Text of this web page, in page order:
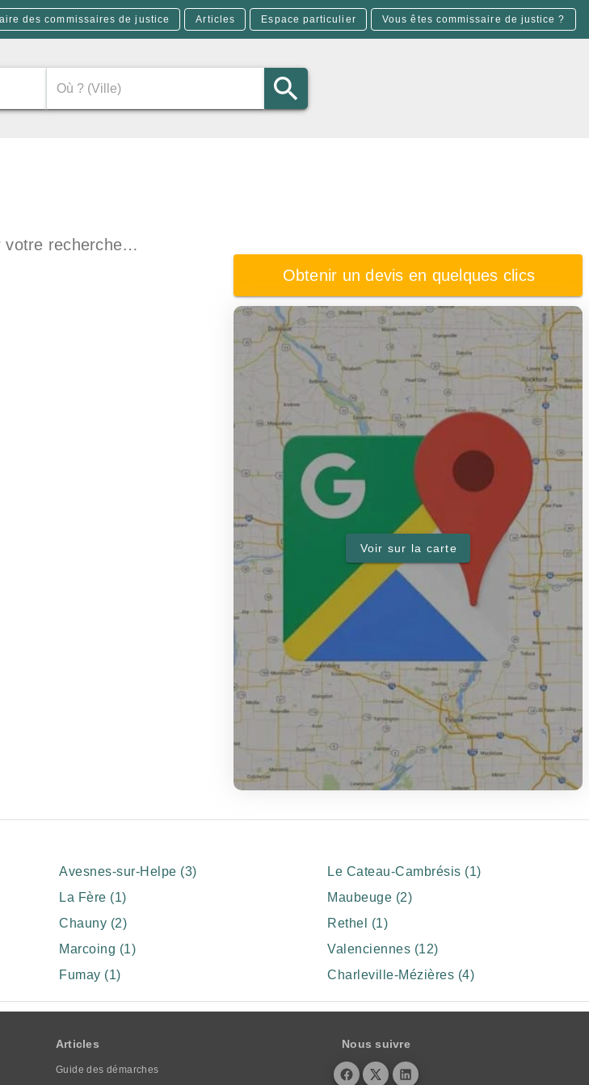
des commissaires de justice Articles Espace particulier Vous êtes commissaire de justice ?
votre recherche…
Obtenir un devis en quelques clics
Voir sur la carte
Avesnes-sur-Helpe (3)
Le Cateau-Cambrésis (1)
La Fère (1)
Maubeuge (2)
Chauny (2)
Rethel (1)
Marcoing (1)
Valenciennes (12)
Fumay (1) Charleville-Mézières (4)
Articles
Guide des démarches
Nous suivre